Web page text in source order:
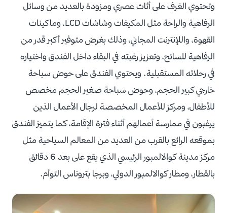
وتحتوي الغرف على أثاث عصري ومزودة بالعديد من وسائل
الرفاهية والراحة مثل المكيفات وشاشات LCD، وماكينات
القهوة، واللإنترنت المجاني، وذلك بغرض متوفير أكبر قدر من
الرفاهية للسائح، وتعزيز رغبته في البقاء داخل الفندق واختياره
في رحلاته المستقبلية. ويحتوي الفندق على حوض سباحة
خارجي كبير الحجم، وحوض سباحة صغير الحجم مخصص
للأطفال، ومركز للأعمال المخصصة لرجال الأعمال الذين
يرغبون في ممارسة أعمالهم أثناء فترة الإقامة، كما يتميز الفندق
بموقعه الرائع بالقرب من العديد من المعالم السياحية مثل
مركز مدينة كوالالمبور الرئيسي الذي يقع على بعد 6 دقائق
بالقطار، ومطار كوالالمبور الدولي، وبرجا بتروناس التوأم.